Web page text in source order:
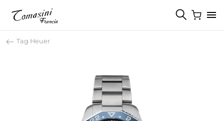
Tag Heuer